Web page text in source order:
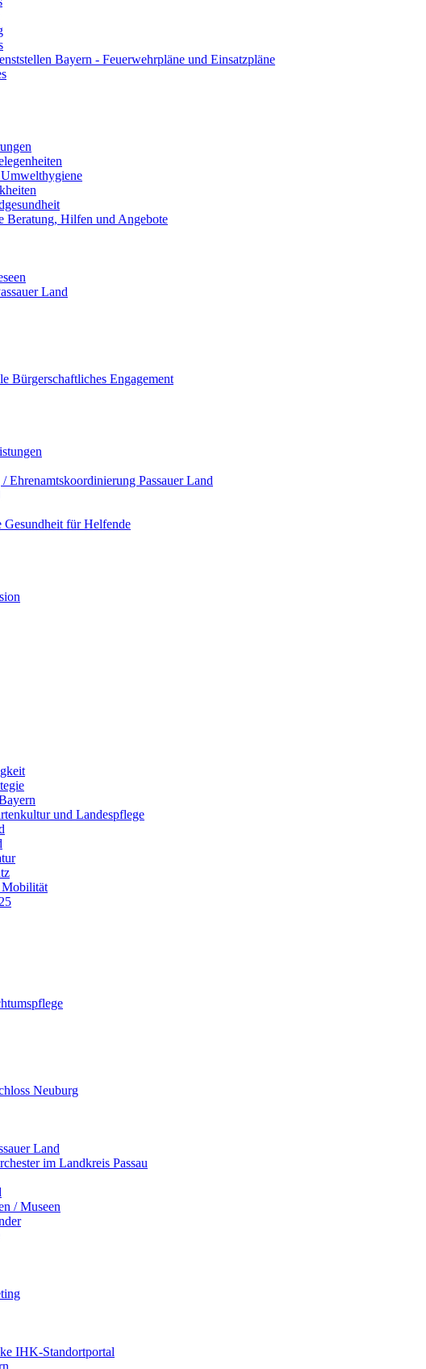
Bayern - Feuerwehrpläne und Einsatzpläne
Beratung, Hilfen und Angebote
Land
Bürgerschaftliches Engagement
Ehrenamtskoordinierung Passauer Land
Gesundheit für Helfende
und Landespflege
Mobilität
Neuburg
Land
im Landkreis Passau
/ Museen
IHK-Standortportal